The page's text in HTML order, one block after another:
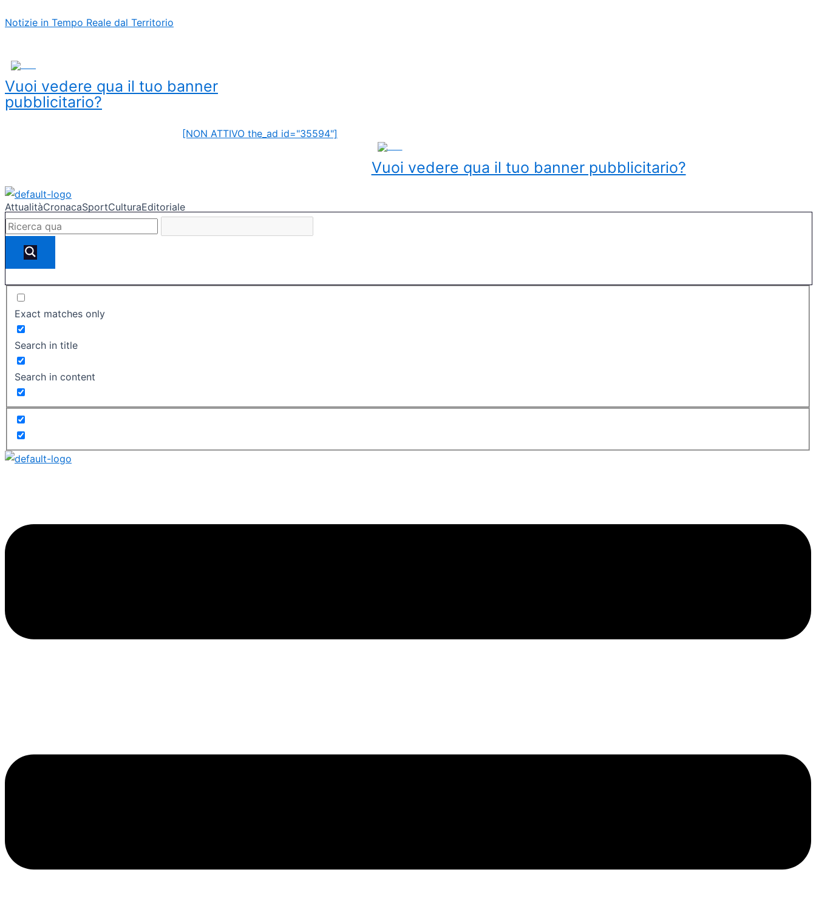
al
Notizie in Tempo Reale dal Territorio
Vuoi vedere qua il tuo banner
pubblicitario?
[NON ATTIVO the_ad id="35594"]
ADS
Vuoi vedere qua il tuo banner pubblicitario?
AttualitàCronacaSportCulturaEditoriale
Exact matches only
Search in title
Search in content
articoli